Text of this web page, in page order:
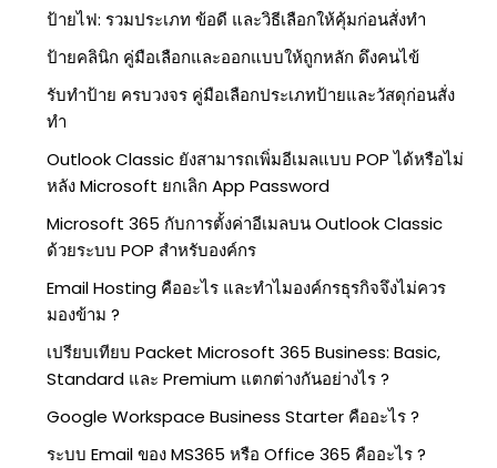
ป้ายไฟ: รวมประเภท ข้อดี และวิธีเลือกให้คุ้มก่อนสั่งทำ
ป้ายคลินิก คู่มือเลือกและออกแบบให้ถูกหลัก ดึงคนไข้
รับทำป้าย ครบวงจร คู่มือเลือกประเภทป้ายและวัสดุก่อนสั่ง
ทำ
Outlook Classic ยังสามารถเพิ่มอีเมลแบบ POP ได้หรือไม่
หลัง Microsoft ยกเลิก App Password
Microsoft 365 กับการตั้งค่าอีเมลบน Outlook Classic
ด้วยระบบ POP สำหรับองค์กร
Email Hosting คืออะไร และทำไมองค์กรธุรกิจจึงไม่ควร
มองข้าม ?
เปรียบเทียบ Packet Microsoft 365 Business: Basic,
Standard และ Premium แตกต่างกันอย่างไร ?
Google Workspace Business Starter คืออะไร ?
ระบบ Email ของ MS365 หรือ Office 365 คืออะไร ?